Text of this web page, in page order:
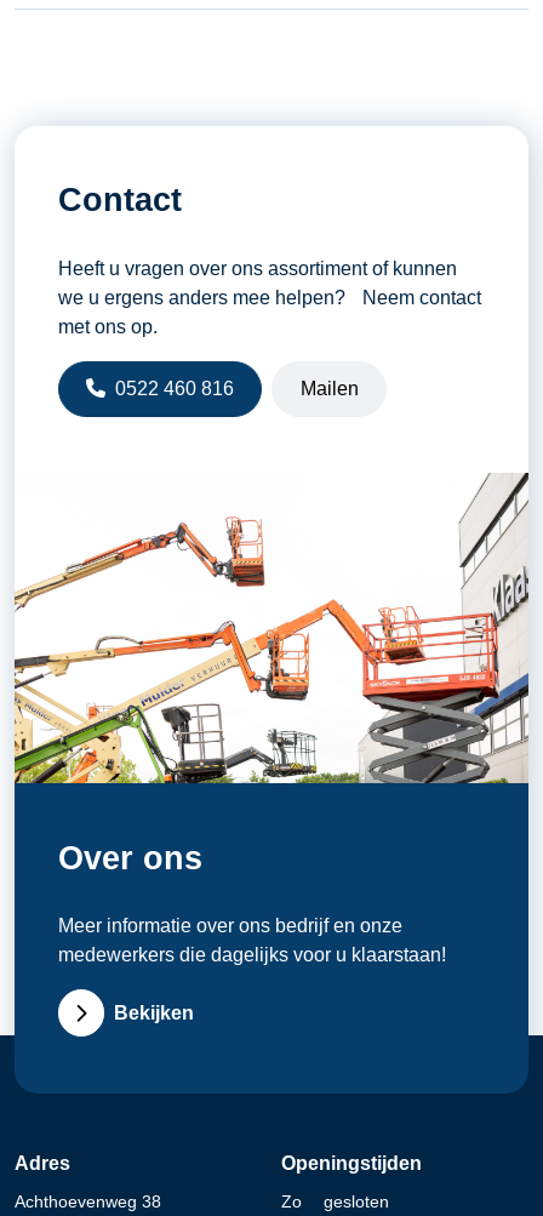
Contact
Heeft u vragen over ons assortiment of kunnen
we u ergens anders mee helpen? Neem contact
met ons op.
0522 460 816 Mailen
Over ons
Meer informatie over ons bedrijf en onze
medewerkers die dagelijks voor u klaarstaan!
Bekijken
Adres
Achthoevenweg 38
Openingstijden
Zo gesloten